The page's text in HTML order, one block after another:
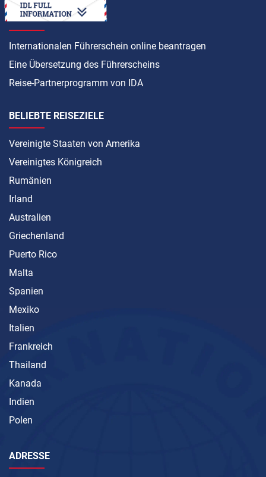
ANLEITUNG
Internationalen Führerschein online beantragen
Eine Übersetzung des Führerscheins
Reise-Partnerprogramm von IDA
BELIEBTE REISEZIELE
Vereinigte Staaten von Amerika
Vereinigtes Königreich
Rumänien
Irland
Australien
Griechenland
Puerto Rico
Malta
Spanien
Mexiko
Italien
Frankreich
Thailand
Kanada
Indien
Polen
ADRESSE